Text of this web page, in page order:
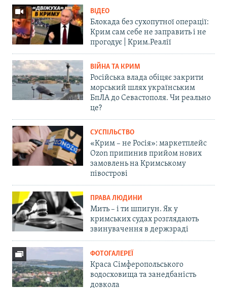
ВІДЕО
Блокада без сухопутної операції:
Крим сам себе не заправить і не
прогодує | Крим.Реалії
ВІЙНА ТА КРИМ
Російська влада обіцяє закрити
морський шлях українським
БпЛА до Севастополя. Чи реально
це?
СУСПІЛЬСТВО
«Крим – не Росія»: маркетплейс
Ozon припинив прийом нових
замовлень на Кримському
півострові
ПРАВА ЛЮДИНИ
Мить – і ти шпигун. Як у
кримських судах розглядають
звинувачення в держзраді
ФОТОГАЛЕРЕЇ
Краса Сімферопольського
водосховища та занедбаність
довкола